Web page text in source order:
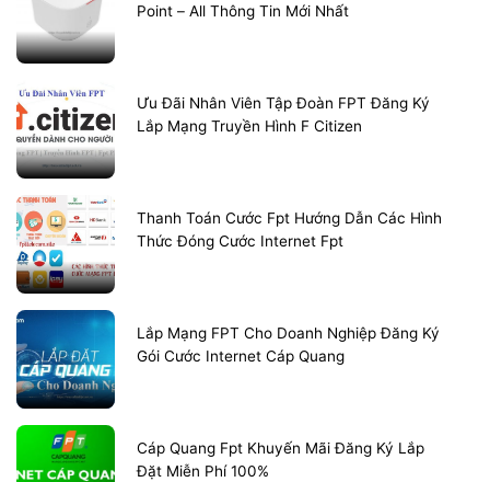
Point – All Thông Tin Mới Nhất
Ưu Đãi Nhân Viên Tập Đoàn FPT Đăng Ký
Lắp Mạng Truyền Hình F Citizen
Thanh Toán Cước Fpt Hướng Dẫn Các Hình
Thức Đóng Cước Internet Fpt
Lắp Mạng FPT Cho Doanh Nghiệp Đăng Ký
Gói Cước Internet Cáp Quang
Cáp Quang Fpt Khuyến Mãi Đăng Ký Lắp
Đặt Miễn Phí 100%